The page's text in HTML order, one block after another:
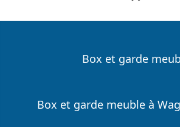
Box et garde
Box et garde meuble à